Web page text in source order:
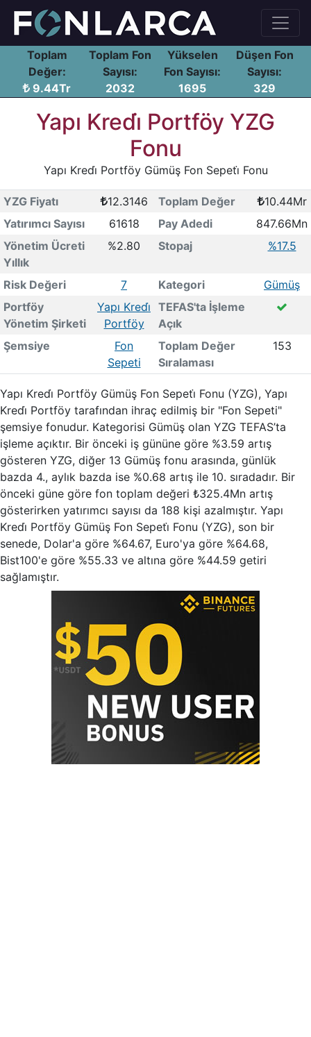
Toplam
Değer:
9.44Tr
Toplam Fon
Sayısı:
2032
Yükselen
Fon Sayısı:
1695
Düşen Fon
Sayısı:
329
Yapı Kredi̇ Portföy YZG
Fonu
Yapı Kredi̇ Portföy Gümüş Fon Sepeti̇ Fonu
YZG Fiyatı 12.3146 Toplam Değer
10.44Mr
Yatırımcı Sayısı
61618 Pay Adedi
847.66Mn
Yönetim Ücreti
Yıllık
%2.80 Stopaj %17.5
Risk Değeri 7 Kategori
Gümüş
Portföy
Yönetim Şirketi
Yapı Kredi̇
Portföy
TEFAS'ta İşleme
Açık
Şemsiye
Fon
Sepeti
Toplam Değer
Sıralaması
153
Yapı Kredi̇ Portföy Gümüş Fon Sepeti̇ Fonu (YZG), Yapı
Kredi̇ Portföy tarafından ihraç edilmiş bir "Fon Sepeti"
şemsiye fonudur. Kategorisi Gümüş olan YZG TEFAS’ta
işleme açıktır. Bir önceki iş gününe göre %3.59 artış
gösteren YZG, diğer 13 Gümüş fonu arasında, günlük
bazda 4., aylık bazda ise %0.68 artış ile 10. sıradadır. Bir
önceki güne göre fon toplam değeri ₺325.4Mn artış
gösterirken yatırımcı sayısı da 188 kişi azalmıştır. Yapı
Kredi̇ Portföy Gümüş Fon Sepeti̇ Fonu (YZG), son bir
senede, Dolar'a göre %64.67, Euro'ya göre %64.68,
Bist100'e göre %55.33 ve altına göre %44.59 getiri
sağlamıştır.